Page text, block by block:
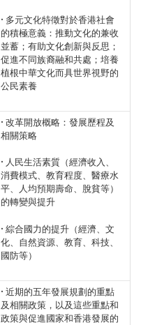
• 多元文化特徵對於香港社會
的積極意義：推動文化的兼收
並蓄；有助文化創新與反思；
促進不同族裔融和共處；培養
植根中華文化而具世界視野的
公民素養
• 改革開放概略：發展歷程及
相關策略
• 人民生活素質（經濟收入、
消費模式、教育程度、醫療水
平、人均預期壽命、脫貧等）
的轉變與提升
• 綜合國力的提升（經濟、文
化、自然資源、教育、科技、
國防等）
• 近期的五年發展規劃的重點
及相關政策，以及這些重點和
政策與促進國家和香港發展的